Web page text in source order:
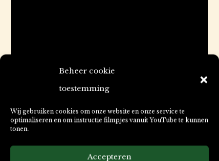
Beheer cookie
toestemming
Wij gebruiken cookies om onze website en onze service te
optimaliseren en om instructie filmpjes vanuit YouTube te kunnen
tonen.
Accepteren
8 beoordelingen voor